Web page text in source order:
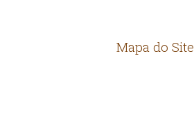
Mapa do Site